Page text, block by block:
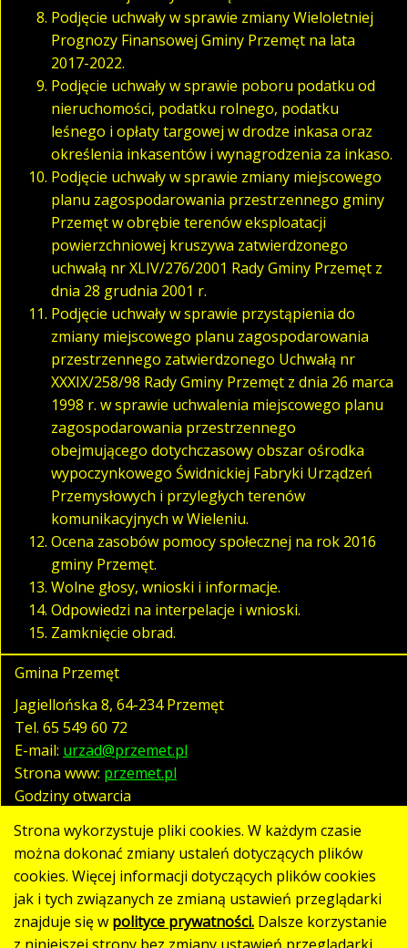
Podjęcie uchwały w sprawie zmiany Wieloletniej
Prognozy Finansowej Gminy Przemęt na lata
2017-2022.
Podjęcie uchwały w sprawie poboru podatku od
nieruchomości, podatku rolnego, podatku
leśnego i opłaty targowej w drodze inkasa oraz
określenia inkasentów i wynagrodzenia za inkaso.
Podjęcie uchwały w sprawie zmiany miejscowego
planu zagospodarowania przestrzennego gminy
Przemęt w obrębie terenów eksploatacji
powierzchniowej kruszywa zatwierdzonego
uchwałą nr XLIV/276/2001 Rady Gminy Przemęt z
dnia 28 grudnia 2001 r.
Podjęcie uchwały w sprawie przystąpienia do
zmiany miejscowego planu zagospodarowania
przestrzennego zatwierdzonego Uchwałą nr
XXXIX/258/98 Rady Gminy Przemęt z dnia 26 marca
1998 r. w sprawie uchwalenia miejscowego planu
zagospodarowania przestrzennego
obejmującego dotychczasowy obszar ośrodka
wypoczynkowego Świdnickiej Fabryki Urządzeń
Przemysłowych i przyległych terenów
komunikacyjnych w Wieleniu.
Ocena zasobów pomocy społecznej na rok 2016
gminy Przemęt.
Wolne głosy, wnioski i informacje.
Odpowiedzi na interpelacje i wnioski.
Zamknięcie obrad.
Gmina Przemęt
Jagiellońska 8, 64-234 Przemęt
Tel. 65 549 60 72
E-mail: urzad@przemet.pl
Strona www: przemet.pl
Godziny otwarcia
pn. - pt. 07:30 - 15:30
Polityka prywatności
Klauzula RODO
Deklaracja dostępności
Strona wykorzystuje pliki cookies. W każdym czasie
można dokonać zmiany ustaleń dotyczących plików
cookies. Więcej informacji dotyczących plików cookies
jak i tych związanych ze zmianą ustawień przeglądarki
znajduje się w polityce prywatności. Dalsze korzystanie